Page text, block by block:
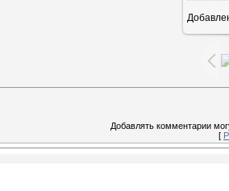
Добавлять комментарии
[